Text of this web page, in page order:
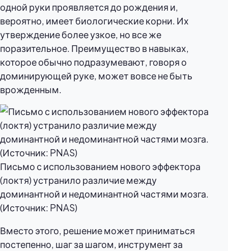
одной руки проявляется до рождения и,
вероятно, имеет биологические корни. Их
утверждение более узкое, но все же
поразительное. Преимущество в навыках,
которое обычно подразумевают, говоря о
доминирующей руке, может вовсе не быть
врожденным.
Письмо с использованием нового эффектора
(локтя) устранило различие между
доминантной и недоминантной частями мозга.
(Источник: PNAS)
Вместо этого, решение может приниматься
постепенно, шаг за шагом, инструмент за